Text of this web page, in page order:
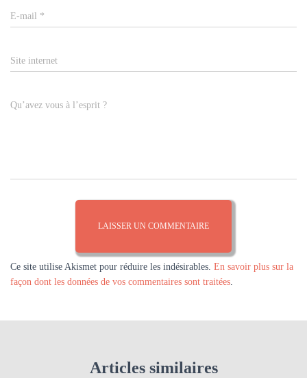
E-mail *
Site internet
Qu’avez vous à l’esprit ?
Ce site utilise Akismet pour réduire les indésirables. En savoir plus sur la
façon dont les données de vos commentaires sont traitées.
Articles similaires